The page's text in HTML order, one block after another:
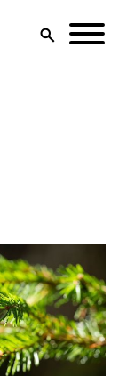
search